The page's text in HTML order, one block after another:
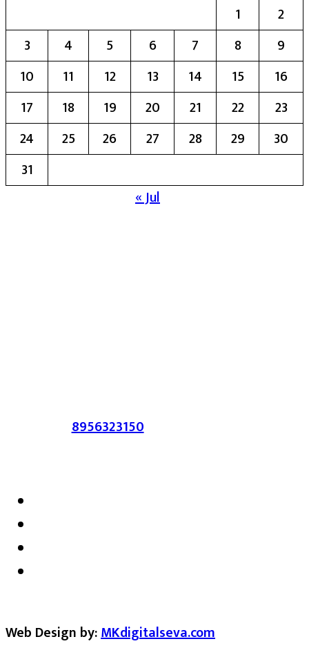
1
2
3
4 5 6 7 8
9
10
11 12 13 14 15
16
17
18 19 20 21 22
23
24
25 26 27 28 29
30
31
« Jul
संपर्क :-8956323150/ ईमेल :-
Web Design by:MKdigitalseva.com